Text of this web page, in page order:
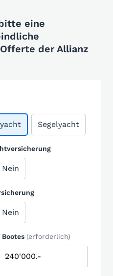
eine
der Allianz
Segelyacht
Nein
Nein
(erforderlich)